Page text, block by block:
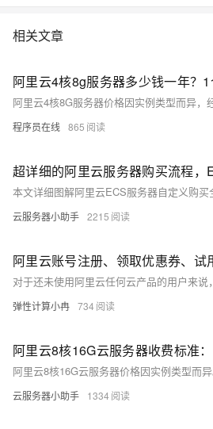
相关文章
程序员在线 865
云服务器小助手 2215
弹性计算小冉 734
云服务器小助手 1334